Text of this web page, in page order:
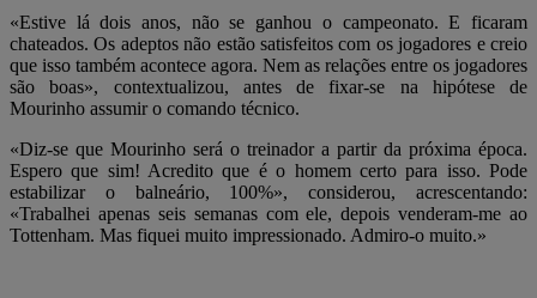
«Estive lá dois anos, não se ganhou o campeonato. E ficaram
chateados. Os adeptos não estão satisfeitos com os jogadores e creio
que isso também acontece agora. Nem as relações entre os jogadores
são boas», contextualizou, antes de fixar-se na hipótese de
Mourinho assumir o comando técnico.
«Diz-se que Mourinho será o treinador a partir da próxima época.
Espero que sim! Acredito que é o homem certo para isso. Pode
estabilizar o balneário, 100%», considerou, acrescentando:
«Trabalhei apenas seis semanas com ele, depois venderam-me ao
Tottenham. Mas fiquei muito impressionado. Admiro-o muito.»